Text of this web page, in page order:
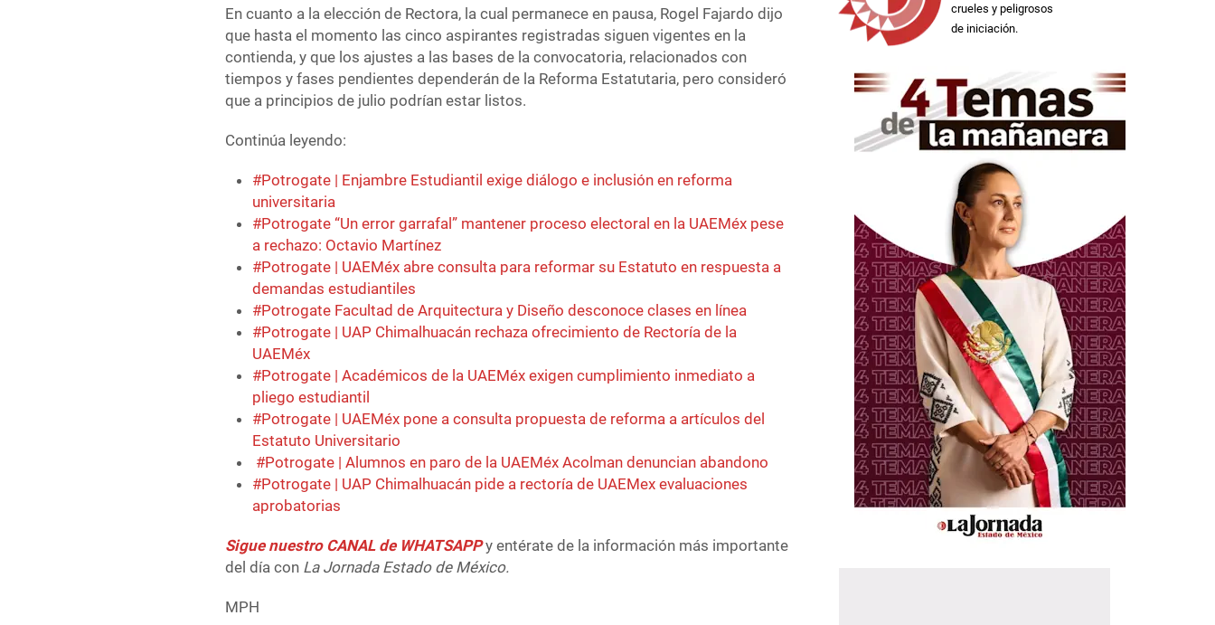
En cuanto a la elección de Rectora, la cual permanece en pausa, Rogel Fajardo dijo
que hasta el momento las cinco aspirantes registradas siguen vigentes en la
contienda, y que los ajustes a las bases de la convocatoria, relacionados con
tiempos y fases pendientes dependerán de la Reforma Estatutaria, pero consideró
que a principios de julio podrían estar listos.
Continúa leyendo:
#Potrogate | Enjambre Estudiantil exige diálogo e inclusión en reforma
universitaria
#Potrogate “Un error garrafal” mantener proceso electoral en la UAEMéx pese
a rechazo: Octavio Martínez
#Potrogate | UAEMéx abre consulta para reformar su Estatuto en respuesta a
demandas estudiantiles
#Potrogate Facultad de Arquitectura y Diseño desconoce clases en línea
#Potrogate | UAP Chimalhuacán rechaza ofrecimiento de Rectoría de la
UAEMéx
#Potrogate | Académicos de la UAEMéx exigen cumplimiento inmediato a
pliego estudiantil
#Potrogate | UAEMéx pone a consulta propuesta de reforma a artículos del
Estatuto Universitario
#Potrogate | Alumnos en paro de la UAEMéx Acolman denuncian abandono
#Potrogate | UAP Chimalhuacán pide a rectoría de UAEMex evaluaciones
aprobatorias
Sigue nuestro CANAL de WHATSAPP y entérate de la información más importante
del día con La Jornada Estado de México.
MPH
crueles y peligrosos
de iniciación.